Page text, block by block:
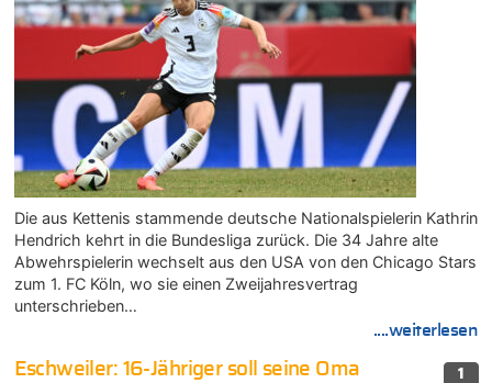
Die aus Kettenis stammende deutsche Nationalspielerin Kathrin
Hendrich kehrt in die Bundesliga zurück. Die 34 Jahre alte
Abwehrspielerin wechselt aus den USA von den Chicago Stars
zum 1. FC Köln, wo sie einen Zweijahresvertrag
unterschrieben…
....weiterlesen
1
Eschweiler: 16-Jähriger soll seine Oma